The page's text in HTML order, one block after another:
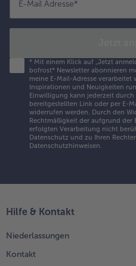
E-Mail Adresse*
* Mit einem Klick auf „Jetzt
bofrost* Newsletter abonnieren
meine E-Mail-Adresse
Inspirationen und Neuigkeiten
Einwilligung kann jederzeit
bereitgestellten Link oder per E-
widerrufen werden. Durch den
Rechtmäßigkeit der aufgrund
erfolgten Verarbeitung nicht
Datenschutz und zu Ihren
Datenschutzhinweisen.
Hilfe & Kontakt
Niederlassungen
Kontakt